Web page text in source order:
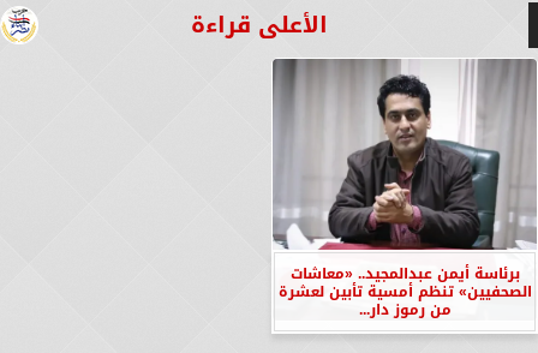
الأعلى قراءة
برئاسة أيمن عبدالمجيد.. «معاشات
الصحفيين» تنظم أمسية تأبين لعشرة
من رموز دار...